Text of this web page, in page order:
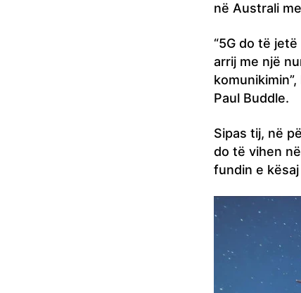
në Australi
“5G do të
arrij me një
Paul Buddle.
Sipas tij, në
do të vihen
fundin e